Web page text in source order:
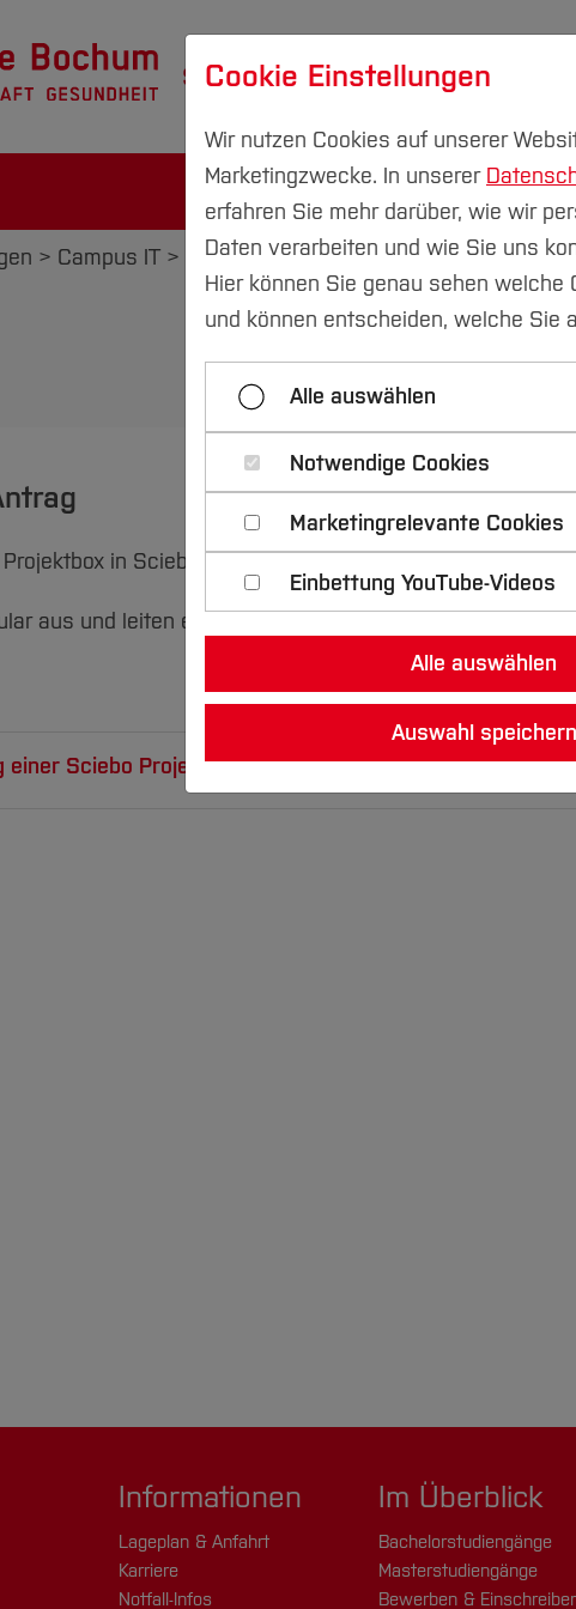
Studium Forschung & Transfer
Campus IT IT-Support Sciebo Projektbox Antrag
ASKnet Softwareshop Sciebo
in Sciebo.
aus und leiten es an die Campus IT weiter.
Sciebo Projektbox
Informationen
Lageplan & Anfahrt
Karriere
Notfall-Infos
Im Überblick
Bachelorstudiengänge
Masterstudiengänge
Bewerben &
Cookie Einstellungen
Wir nutzen Cookies auf unserer
Marketingzwecke. In unserer
erfahren Sie mehr darüber, wie wir
Daten verarbeiten und wie Sie uns
Hier können Sie genau sehen welche
und können entscheiden, welche Sie
Alle auswählen
Notwendige Cookies
Marketingrelevante Cookies
Einbettung YouTube-Videos
Alle auswählen
Auswahl speichern